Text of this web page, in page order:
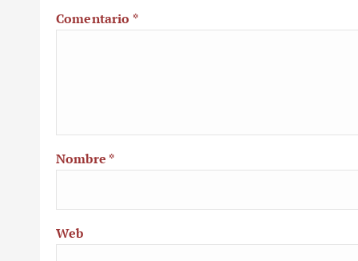
Comentario *
Nombre *
Web